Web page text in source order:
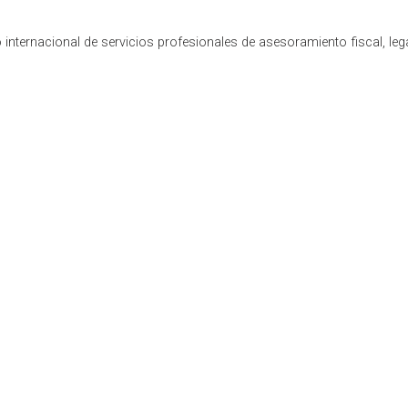
internacional de servicios profesionales de asesoramiento fiscal,